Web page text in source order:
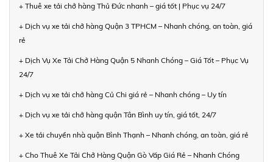
+ Thuê xe tải chở hàng Thủ Đức nhanh – giá tốt | Phục vụ 24/7
+ Dịch vụ xe tải chở hàng Quận 3 TPHCM – Nhanh chóng, an toàn, giá
rẻ
+ Dịch Vụ Xe Tải Chở Hàng Quận 5 Nhanh Chóng – Giá Tốt – Phục Vụ
24/7
+ Dịch vụ xe tải chở hàng Củ Chi giá rẻ – Nhanh chóng – Uy tín
+ Dịch vụ xe tải chở hàng quận Tân Bình uy tín, giá tốt, 24/7
+ Xe tải chuyển nhà quận Bình Thạnh – Nhanh chóng, an toàn, giá rẻ
+ Cho Thuê Xe Tải Chở Hàng Quận Gò Vấp Giá Rẻ – Nhanh Chóng